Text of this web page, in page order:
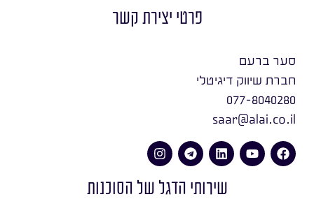
פרטי יצירת קשר
סער ברעם
חברת שיווק דיגיטלי
077-8040280
saar@alai.co.il
שירותי הדגל של הסוכנות